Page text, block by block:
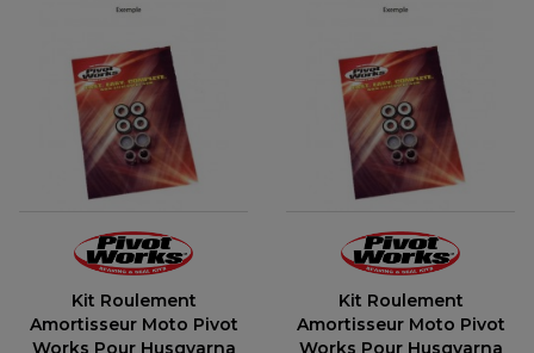
Kit Roulement
Amortisseur Moto Pivot
Kit Roulement
Amortisseur Moto Pivot